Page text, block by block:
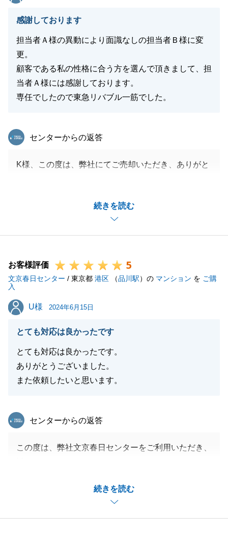
感謝しております
担当者Ａ様の異動により面識なしの担当者Ｂ様に変
更。
顧客である私の性格に合う方を選んで頂きまして、担
当者Ａ様には感謝しております。
専任でしたので東急リバブル一筋でした。
続きを読む
東急リバブル
センターからの返答
K様、この度は、弊社にてご売却いただき、ありがと
きる限りご負担にならないよう対応することに努めて
ご満足いただける条件でご売却できてよかったと思っ
引き続き、よろしくお願いいたします。
お客様評価 5
文京春日センター / 東京都 港区 （品川駅）の マンション を ご購
入
U様
U様 2024年6月15日
とても対応は良かったです
とても対応は良かったです。
ありがとうございました。
また依頼したいと思います。
続きを読む
東急リバブル
センターからの返答
この度は、弊社文京春日センターをご利用いただき、
させていただきましたが、投資用ローンのお借入に関
するお手続きにも迅速にご対応いただき、予定よりも
早めにご決済、お引渡しまで進めることができまし